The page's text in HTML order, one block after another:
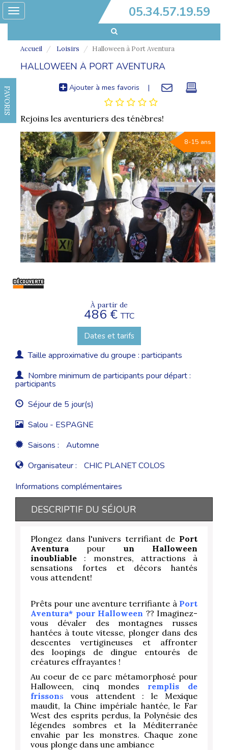
05.34.57.19.59
Toggle
FAVORIS
Accueil Loisirs Halloween à Port Aventura
HALLOWEEN À PORT AVENTURA
Ajouter à mes favoris |
Rejoins les aventuriers des ténèbres!
8-15 ans
À partir de
486 €TTC
Dates et tarifs
Taille approximative du groupe : participants
Nombre minimum de participants pour départ :
participants
Séjour de 5 jour(s)
Salou - ESPAGNE
Saisons :
Automne
Organisateur :
CHIC PLANET COLOS
Informations complémentaires
DESCRIPTIF DU SÉJOUR
Plongez dans l'univers terrifiant de Port
Aventura pourun Halloween
inoubliable : monstres, attractions à
sensations fortes et décors hantés
vous attendent!
Prêts pour une aventure terrifiante à Port
Aventura* pour Halloween ?? Imaginez-
vous dévaler des montagnes russes
hantées à toute vitesse, plonger dans des
descentes vertigineuses et affronter
des loopings de dingue entourés de
créatures effrayantes !
Au coeur de ce parc métamorphosé pour
Halloween, cinq mondes remplis de
frissons vous attendent : le Mexique
maudit, la Chine impériale hantée, le Far
West des esprits perdus, la Polynésie des
légendes sombres et la Méditerranée
envahie par les monstres. Chaque zone
vous plonge dans une ambiance